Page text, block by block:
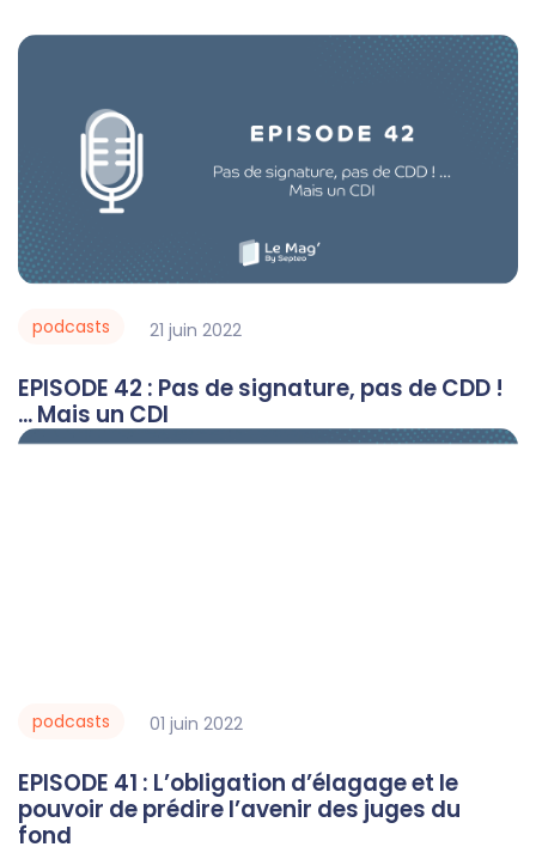
EPISODE 42 : Pas de signature, pas de CDD !
... Mais un CDI
21 juin 2022
podcasts
EPISODE 41 : L’obligation d’élagage et le
pouvoir de prédire l’avenir des juges du
fond
01 juin 2022
podcasts